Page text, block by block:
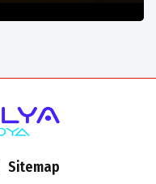
Sitemap